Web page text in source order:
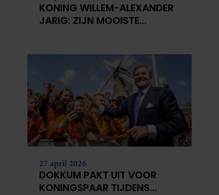
KONING WILLEM-ALEXANDER
JARIG: ZIJN MOOISTE
27 april 2026
DOKKUM PAKT UIT VOOR
KONINGSPAAR TIJDENS